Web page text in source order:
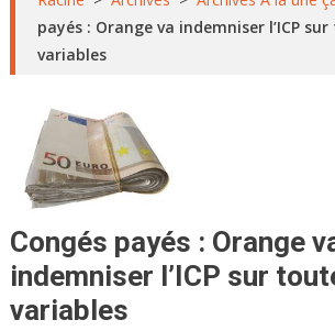
payés : Orange va indemniser l’ICP
variables
Congés payés : Orange
indemniser l’ICP sur
variables